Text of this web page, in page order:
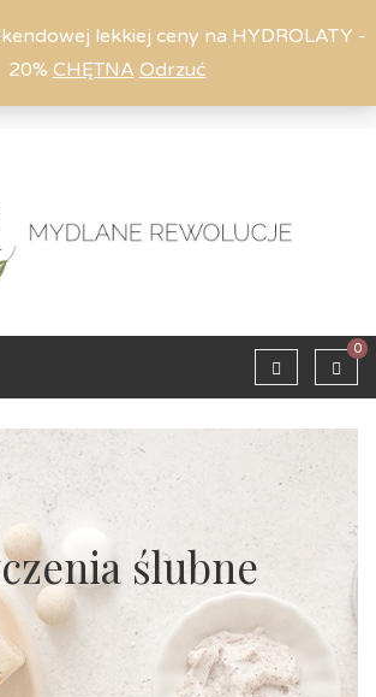
lekkiej ceny na HYDROLATY -
20% CHĘTNA Odrzuć
0
ślubne